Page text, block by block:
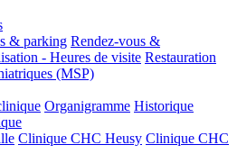
& parking Rendez-vous &
- Heures de visite Restauration
(MSP)
Organigramme Historique
Clinique CHC Heusy Clinique CHC